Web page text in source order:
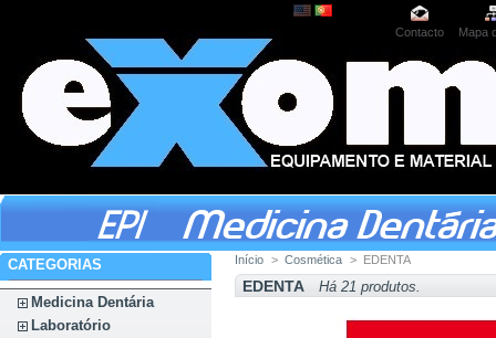
Contacto Mapa
CATEGORIAS
Medicina Dentária
Laboratório
Início > Cosmética > EDENTA
EDENTA Há 21 produtos.